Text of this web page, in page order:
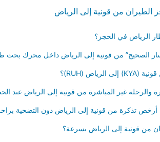
الطيران من قونية إلى الرياض